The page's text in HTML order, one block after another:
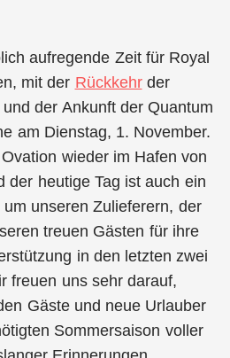
aufregende Zeit für Royal
mit der Rückkehrder
der Ankunft der Quantum
am Dienstag, 1. November.
wieder im Hafen von
der heutige Tag ist auch ein
unseren Zulieferern, der
treuen Gästen für ihre
in den letzten zwei
freuen uns sehr darauf,
Gäste und neue Urlauber
Sommersaison voller